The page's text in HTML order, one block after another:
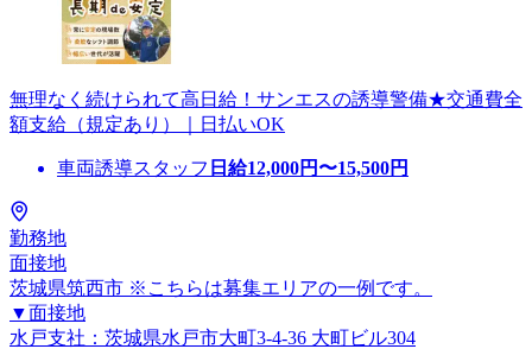
無理なく続けられて高日給！サンエスの誘導警備★交通費全
額支給（規定あり）｜日払いOK
車両誘導スタッフ 日給12,000円〜15,500円
勤務地
面接地
茨城県筑西市 ※こちらは募集エリアの一例です。
▼面接地
水戸支社：茨城県水戸市大町3-4-36 大町ビル304